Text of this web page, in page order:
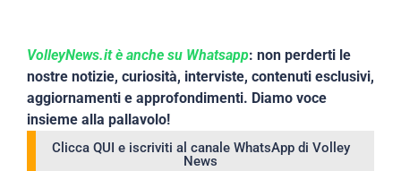
VolleyNews.it è anche su Whatsapp: non perderti le
nostre notizie, curiosità, interviste, contenuti esclusivi,
aggiornamenti e approfondimenti. Diamo voce
insieme alla pallavolo!
Clicca QUI e iscriviti al canale WhatsApp di Volley
News